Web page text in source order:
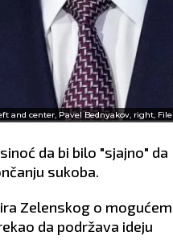
and center, Pavel Bednyakov, right, File
da bi bilo "sjajno" da
sukoba.
Zelenskog o mogućem
da podržava ideju